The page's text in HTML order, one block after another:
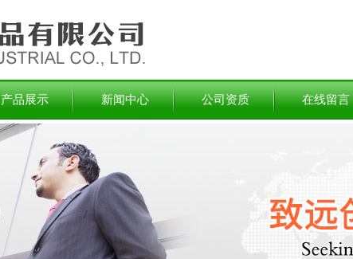
产品展示 新闻中心 公司资质 在线留言